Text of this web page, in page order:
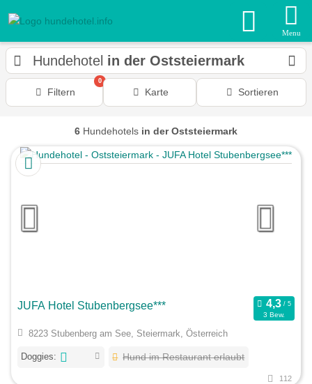
Menu
Hundehotel in der Oststeiermark
Filtern
0
Karte Sortieren
6 Hundehotels in der Oststeiermark
JUFA Hotel Stubenbergsee***
3 Bew.
8223 Stubenberg am See, Steiermark, Österreich
Doggies: Hund im Restaurant erlaubt
112